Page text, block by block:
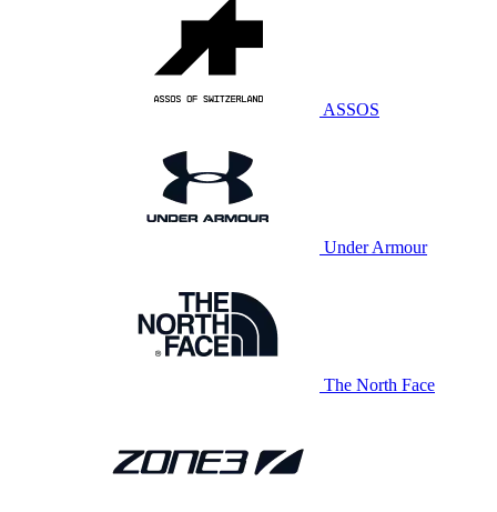
ASSOS
Under Armour
The North Face